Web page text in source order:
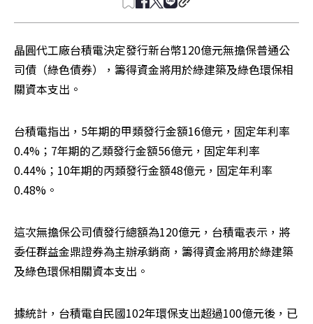
晶圓代工廠台積電決定發行新台幣120億元無擔保普通公
司債（綠色債券），籌得資金將用於綠建築及綠色環保相
關資本支出。
台積電指出，5年期的甲類發行金額16億元，固定年利率
0.4%；7年期的乙類發行金額56億元，固定年利率
0.44%；10年期的丙類發行金額48億元，固定年利率
0.48%。
這次無擔保公司債發行總額為120億元，台積電表示，將
委任群益金鼎證券為主辦承銷商，籌得資金將用於綠建築
及綠色環保相關資本支出。
據統計，台積電自民國102年環保支出超過100億元後，已